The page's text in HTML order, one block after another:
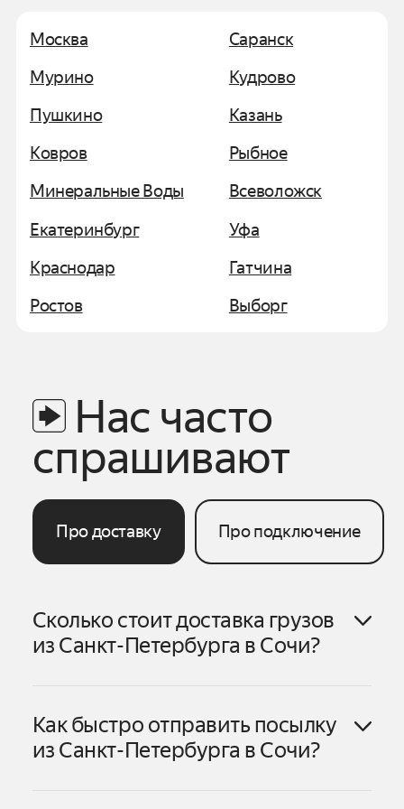
Москва
Мурино
Пушкино
Ковров
Саранск
Кудрово
Казань
Рыбное
Минеральные Воды
Екатеринбург
Краснодар
Ростов
Всеволожск
Уфа
Гатчина
Выборг
Нас часто
спрашивают
Про доставку Про подключение
Сколько стоит доставка грузов
из Санкт-Петербурга в Сочи?
Санкт-Петербурга вСочи
Как быстро отправить посылку
из Санкт-Петербурга в Сочи?